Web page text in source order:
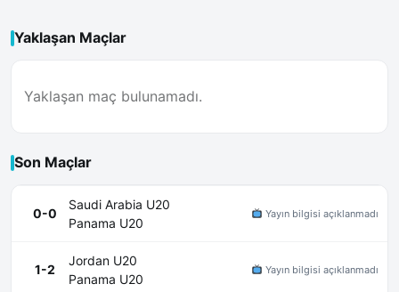
Yaklaşan Maçlar
Yaklaşan maç bulunamadı.
Son Maçlar
0-0
Saudi Arabia U20
Panama U20
Yayın bilgisi açıklanmadı
1-2
Jordan U20
Panama U20
Yayın bilgisi açıklanmadı